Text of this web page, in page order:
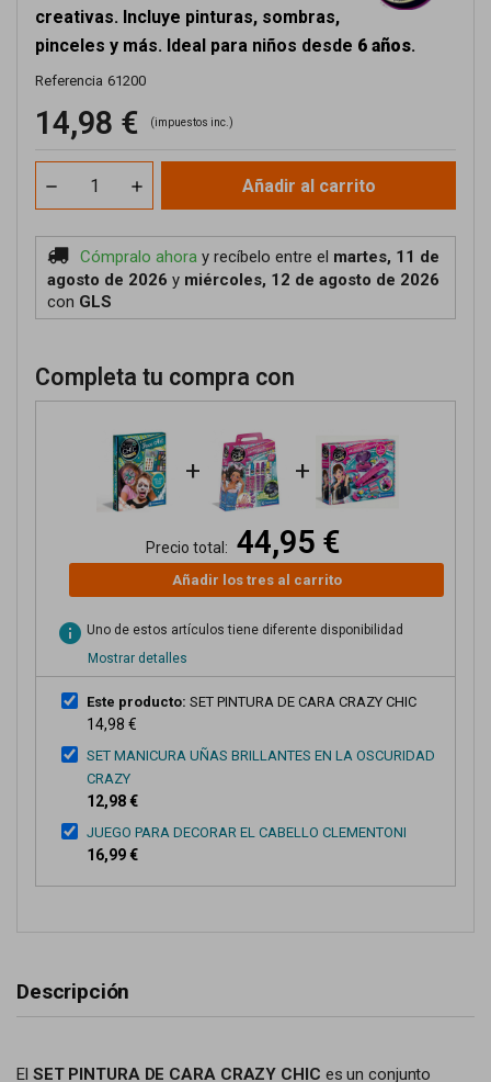
creativas. Incluye pinturas, sombras,
pinceles y más. Ideal para niños desde 6 años.
Referencia 61200
14,98 € (impuestos inc.)
Añadir al carrito
Cómpralo ahora y recíbelo entre el martes, 11 de
agosto de 2026 y miércoles, 12 de agosto de 2026
con GLS
Completa tu compra con
+ +
Precio total: 44,95 €
Añadir los tres al carrito
info Uno de estos artículos tiene diferente disponibilidad
Mostrar detalles
Este producto: SET PINTURA DE CARA CRAZY CHIC
14,98 €
SET MANICURA UÑAS BRILLANTES EN LA OSCURIDAD
CRAZY
12,98 €
JUEGO PARA DECORAR EL CABELLO CLEMENTONI
16,99 €
Descripción
El SET PINTURA DE CARA CRAZY CHIC es un conjunto